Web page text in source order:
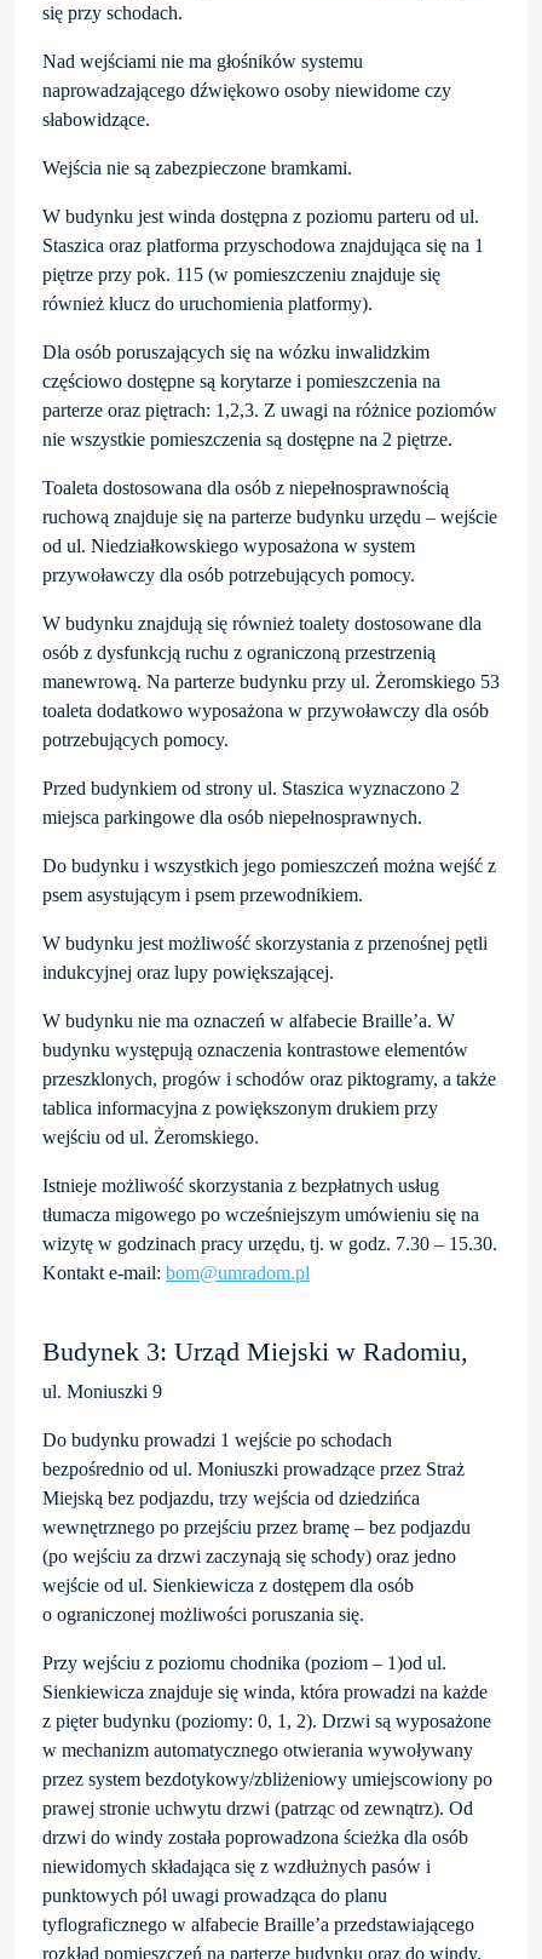
się przy schodach.
Nad wejściami nie ma głośników systemu
naprowadzającego dźwiękowo osoby niewidome czy
słabowidzące.
Wejścia nie są zabezpieczone bramkami.
W budynku jest winda dostępna z poziomu parteru od ul.
Staszica oraz platforma przyschodowa znajdująca się na 1
piętrze przy pok. 115 (w pomieszczeniu znajduje się
również klucz do uruchomienia platformy).
Dla osób poruszających się na wózku inwalidzkim
częściowo dostępne są korytarze i pomieszczenia na
parterze oraz piętrach: 1,2,3. Z uwagi na różnice poziomów
nie wszystkie pomieszczenia są dostępne na 2 piętrze.
Toaleta dostosowana dla osób z niepełnosprawnością
ruchową znajduje się na parterze budynku urzędu – wejście
od ul. Niedziałkowskiego wyposażona w system
przywoławczy dla osób potrzebujących pomocy.
W budynku znajdują się również toalety dostosowane dla
osób z dysfunkcją ruchu z ograniczoną przestrzenią
manewrową. Na parterze budynku przy ul. Żeromskiego 53
toaleta dodatkowo wyposażona w przywoławczy dla osób
potrzebujących pomocy.
Przed budynkiem od strony ul. Staszica wyznaczono 2
miejsca parkingowe dla osób niepełnosprawnych.
Do budynku i wszystkich jego pomieszczeń można wejść z
psem asystującym i psem przewodnikiem.
W budynku jest możliwość skorzystania z przenośnej pętli
indukcyjnej oraz lupy powiększającej.
W budynku nie ma oznaczeń w alfabecie Braille’a. W
budynku występują oznaczenia kontrastowe elementów
przeszklonych, progów i schodów oraz piktogramy, a także
tablica informacyjna z powiększonym drukiem przy
wejściu od ul. Żeromskiego.
Istnieje możliwość skorzystania z bezpłatnych usług
tłumacza migowego po wcześniejszym umówieniu się na
wizytę w godzinach pracy urzędu, tj. w godz. 7.30 – 15.30.
Kontakt e-mail: bom@umradom.pl
Budynek 3: Urząd Miejski w Radomiu,
ul. Moniuszki 9
Do budynku prowadzi 1 wejście po schodach
bezpośrednio od ul. Moniuszki prowadzące przez Straż
Miejską bez podjazdu, trzy wejścia od dziedzińca
wewnętrznego po przejściu przez bramę – bez podjazdu
(po wejściu za drzwi zaczynają się schody) oraz jedno
wejście od ul. Sienkiewicza z dostępem dla osób
o ograniczonej możliwości poruszania się.
Przy wejściu z poziomu chodnika (poziom – 1)od ul.
Sienkiewicza znajduje się winda, która prowadzi na każde
z pięter budynku (poziomy: 0, 1, 2). Drzwi są wyposażone
w mechanizm automatycznego otwierania wywoływany
przez system bezdotykowy/zbliżeniowy umiejscowiony po
prawej stronie uchwytu drzwi (patrząc od zewnątrz). Od
drzwi do windy została poprowadzona ścieżka dla osób
niewidomych składająca się z wzdłużnych pasów i
punktowych pól uwagi prowadząca do planu
tyflograficznego w alfabecie Braille’a przedstawiającego
rozkład pomieszczeń na parterze budynku oraz do windy.